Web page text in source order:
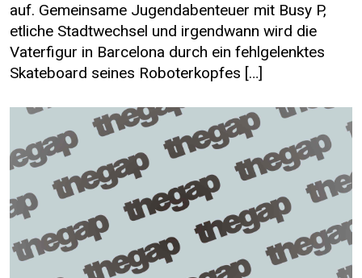
auf. Gemeinsame Jugendabenteuer mit Busy P,
etliche Stadtwechsel und irgendwann wird die
Vaterfigur in Barcelona durch ein fehlgelenktes
Skateboard seines Roboterkopfes […]